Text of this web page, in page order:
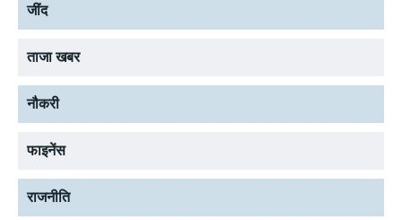
जींद
ताजा खबर
नौकरी
फाइनेंस
राजनीति